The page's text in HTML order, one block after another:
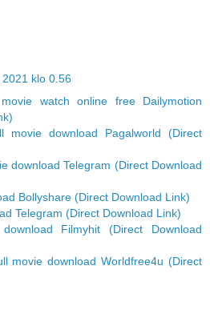
klo 0.56
watch online free Dailymotion
download Pagalworld (Direct
download Telegram (Direct Download
Bollyshare (Direct Download Link)
Telegram (Direct Download Link)
Filmyhit (Direct Download
movie download Worldfree4u (Direct